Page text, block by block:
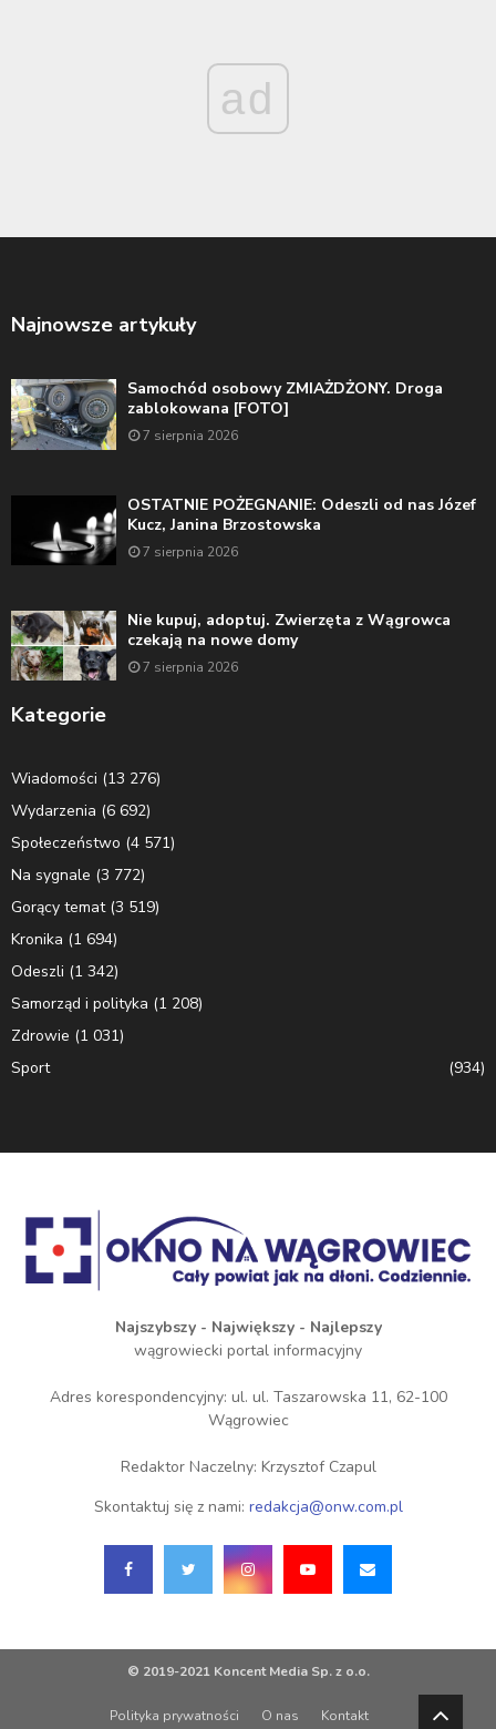
ad
Najnowsze artykuły
Samochód osobowy ZMIAŻDŻONY. Droga
zablokowana [FOTO]
7 sierpnia 2026
OSTATNIE POŻEGNANIE: Odeszli od nas Józef
Kucz, Janina Brzostowska
7 sierpnia 2026
Nie kupuj, adoptuj. Zwierzęta z Wągrowca
czekają na nowe domy
7 sierpnia 2026
Kategorie
Wiadomości (13 276)
Wydarzenia (6 692)
Społeczeństwo (4 571)
Na sygnale (3 772)
Gorący temat(3 519)
Kronika (1 694)
Odeszli (1 342)
Samorząd i polityka (1 208)
Zdrowie (1 031)
Sport
(934)
Najszybszy - Największy - Najlepszy
wągrowiecki portal informacyjny
Adres korespondencyjny: ul. ul. Taszarowska 11, 62-100
Wągrowiec
Redaktor Naczelny: Krzysztof Czapul
Skontaktuj się z nami: redakcja@onw.com.pl
© 2019-2021 Koncent Media Sp. z o.o.
Polityka prywatności O nas Kontakt